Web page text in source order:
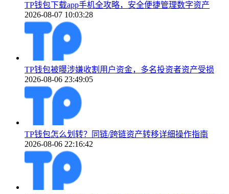
TP钱包下载app手机全攻略，安全便捷管理数字资产
2026-08-07 10:03:28
TP钱包被曝涉嫌收割用户资金，多名投资者资产受损
2026-08-06 23:49:05
TP钱包怎么划转？同链/跨链资产转移详细操作指南
2026-08-06 22:16:42